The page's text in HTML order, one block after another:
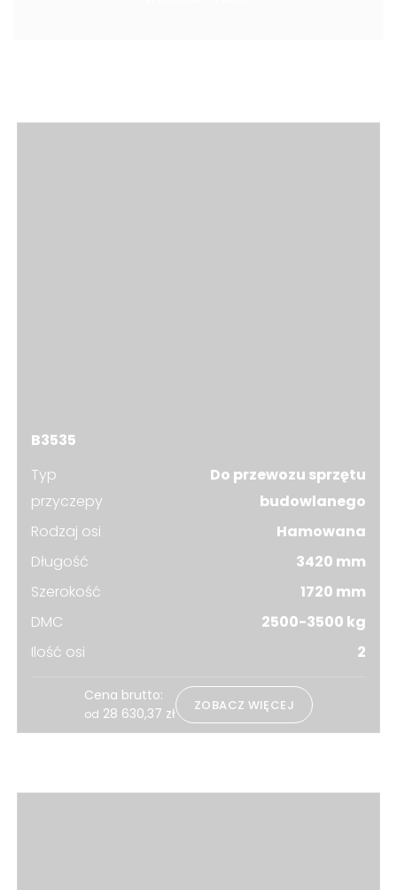
B3535
Typ
przyczepy
Do przewozu sprzętu
budowlanego
Rodzaj osi
Hamowana
Długość
3420 mm
Szerokość
1720 mm
DMC
2500-3500 kg
Ilość osi
2
Cena brutto:
od 28 630,37 zł ZOBACZ WIĘCEJ